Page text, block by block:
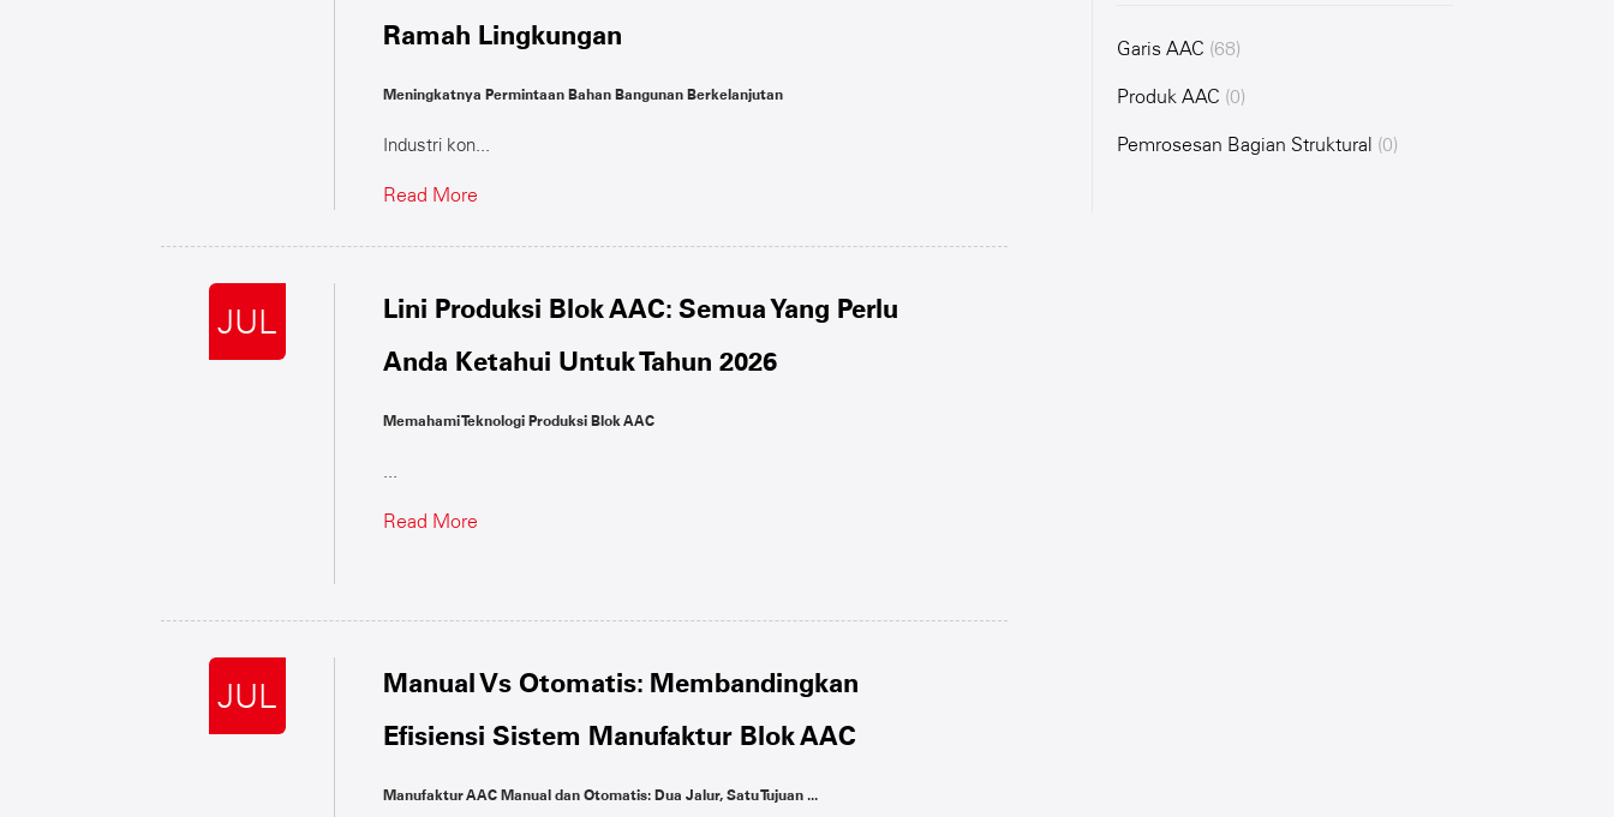
Garis AAC (68)
Produk AAC (0)
Pemrosesan Bagian Struktural (0)
Ramah Lingkungan
Meningkatnya Permintaan Bahan Bangunan Berkelanjutan
Industri kon...
Read More
JUL
Lini Produksi Blok AAC: Semua Yang Perlu
Anda Ketahui Untuk Tahun 2026
Memahami Teknologi Produksi Blok AAC
...
Read More
JUL
Manual Vs Otomatis: Membandingkan
Efisiensi Sistem Manufaktur Blok AAC
Manufaktur AAC Manual dan Otomatis: Dua Jalur, Satu Tujuan ...